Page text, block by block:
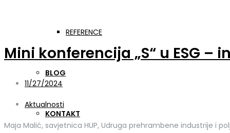
REFERENCE
BLOG
KONTAKT
Mini konferencija „S“ u ESG
11/27/2024
Aktualnosti
Maja Malić, savjetnica HUP, Udruga prehrambene industrije i